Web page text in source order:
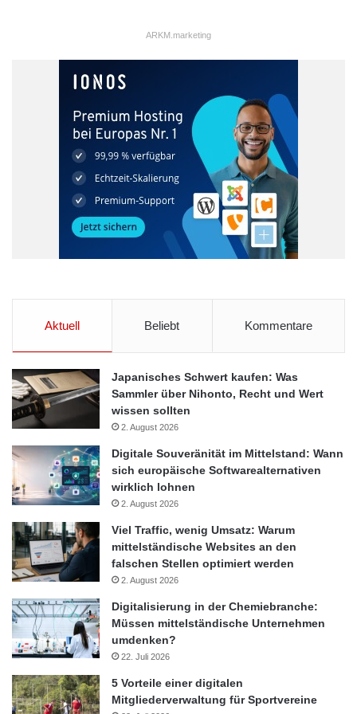
Maßnahmenpakete zur Steigerung der
Wettbewerbsfähigkeit
Das Forschungspaket ist das jüngste und finanziell
umfangreichste in einer Serie von Maßnahmenpaketen der
Bundesregierung zur Verbesserung der innovationsfördernden
Rahmenbedingungen in Österreich. Bereits zuvor waren ein
umfassenden Neuerungen ist die Schaffung und Bindung von
für KMU, forschungsintensive Unternehmen sowie Startups.
Auch Wirtschaftsminister Reinhold Mitterlehner (BMWFW)
betont die große wirtschaftliche Bedeutung einer F&E-starken
Alpenrepublik: „Indem wir Wissenschaft und Forschung stärken,
stärken wir auch Wirtschaft und Arbeitsmarkt. Der Kreislauf
zwischen Wissenschaft, Forschung und Wirtschaft hilft uns im
Wettbewerb zu bestehen, “ so Mitterlehner anlässlich der
Eröffnung der Europatagung am 3. November 2016.
Quelle: Hill+Knowlton/ ABA-Invest in Austria
Anschlussfinanzierung
Forschungsinfrastruktur
ARKM.marketing
Aktuell Beliebt Kommentare
Japanisches Schwert kaufen: Was
Sammler über Nihonto, Recht und Wert
wissen sollten
2. August 2026
Digitale Souveränität im Mittelstand: Wann
sich europäische Softwarealternativen
wirklich lohnen
2. August 2026
Viel Traffic, wenig Umsatz: Warum
mittelständische Websites an den
falschen Stellen optimiert werden
2. August 2026
Digitalisierung in der Chemiebranche:
Müssen mittelständische Unternehmen
umdenken?
22. Juli 2026
5 Vorteile einer digitalen
Mitgliederverwaltung für Sportvereine